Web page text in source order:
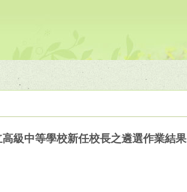
級中等學校新任校長之遴選作業結果